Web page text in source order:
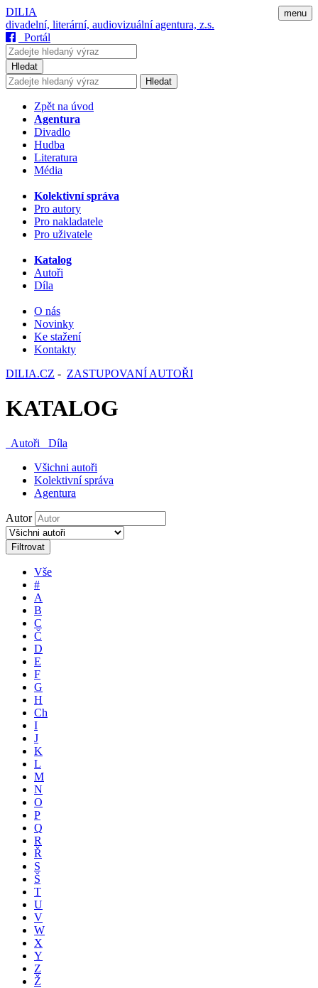
menu
DILIA
divadelní, literární, audiovizuální agentura, z.s.
Portál
Hledat
Hledat
Zpět na úvod
Agentura
Divadlo
Hudba
Literatura
Média
Kolektivní správa
Pro autory
Pro nakladatele
Pro uživatele
Katalog
Autoři
Díla
O nás
Novinky
Ke stažení
Kontakty
DILIA.CZ - ZASTUPOVANÍ AUTOŘI
KATALOG
Autoři
Díla
Všichni autoři
Kolektivní správa
Agentura
Autor
Filtrovat
Vše
#
A
B
C
Č
D
E
F
G
H
Ch
I
J
K
L
M
N
O
P
Q
R
Ř
S
Š
T
U
V
W
X
Y
Z
Ž